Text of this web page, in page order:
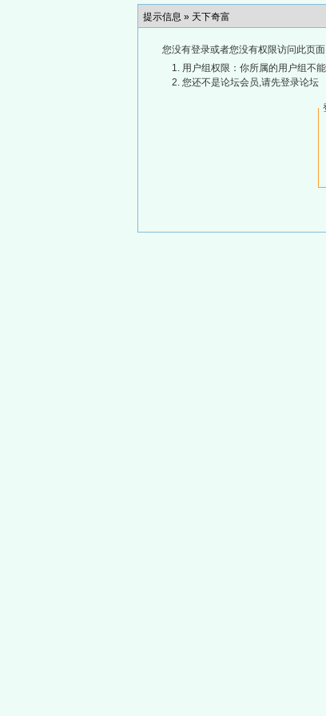
提示信息 » 天下奇富
您没有登录或者您没有权限访问此页
用户组权限：你所属的用户组不
您还不是论坛会员,请先登录论坛